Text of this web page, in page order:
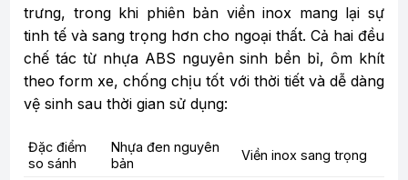
trưng, trong khi phiên bản viền inox mang lại sự
tinh tế và sang trọng hơn cho ngoại thất. Cả hai đều
chế tác từ nhựa ABS nguyên sinh bền bỉ, ôm khít
theo form xe, chống chịu tốt với thời tiết và dễ dàng
vệ sinh sau thời gian sử dụng:
Đặc điểm
so sánh
Nhựa đen nguyên
bản
Viền inox sang trọng